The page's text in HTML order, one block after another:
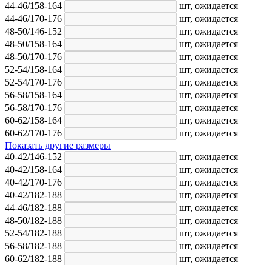
44-46/158-164
шт, ожидается
44-46/170-176
шт, ожидается
48-50/146-152
шт, ожидается
48-50/158-164
шт, ожидается
48-50/170-176
шт, ожидается
52-54/158-164
шт, ожидается
52-54/170-176
шт, ожидается
56-58/158-164
шт, ожидается
56-58/170-176
шт, ожидается
60-62/158-164
шт, ожидается
60-62/170-176
шт, ожидается
Показать другие размеры
40-42/146-152
шт, ожидается
40-42/158-164
шт, ожидается
40-42/170-176
шт, ожидается
40-42/182-188
шт, ожидается
44-46/182-188
шт, ожидается
48-50/182-188
шт, ожидается
52-54/182-188
шт, ожидается
56-58/182-188
шт, ожидается
60-62/182-188
шт, ожидается